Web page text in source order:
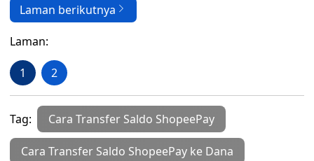
Laman berikutnya
Laman:
1 2
Tag: Cara Transfer Saldo ShopeePay
Cara Transfer Saldo ShopeePay ke Dana